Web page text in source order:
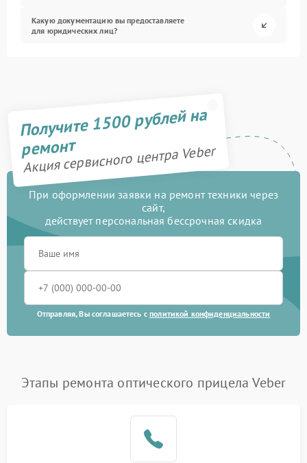
Какую документацию вы предоставляете
для юридических лиц?
Получите 1500 рублей на
ремонт
Акция сервисного центра Veber
При оформлении заявки на ремонт техники через
сайт,
действует персональная бессрочная скидка
Отправляя, Вы соглашаетесь сполитикой конфиденциальности
Этапы ремонта оптического прицела Veber